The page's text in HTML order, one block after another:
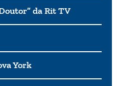
da Rit TV
York